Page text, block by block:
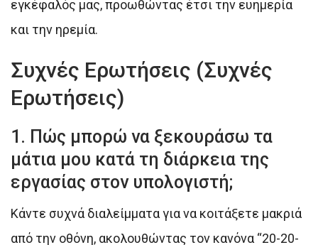
εγκέφαλός μας, προωθώντας έτσι την ευημερία
και την ηρεμία.
Συχνές Ερωτήσεις (Συχνές
Ερωτήσεις)
1. Πώς μπορώ να ξεκουράσω τα
μάτια μου κατά τη διάρκεια της
εργασίας στον υπολογιστή;
Κάντε συχνά διαλείμματα για να κοιτάξετε μακριά
από την οθόνη, ακολουθώντας τον κανόνα “20-20-